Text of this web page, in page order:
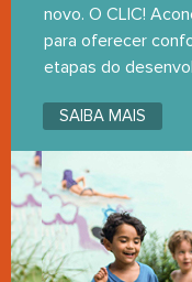
novo. O CLIC!
para oferecer
etapas do
SAIBA MAIS